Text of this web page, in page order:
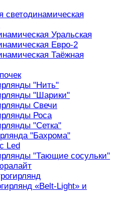
светодинамическая
Уральская
Евро-2
Таёжная
"Нить"
"Шарики"
Свечи
Роса
"Сетка"
"Бахрома"
Led
"Тающие сосульки"
«Belt-Light» и